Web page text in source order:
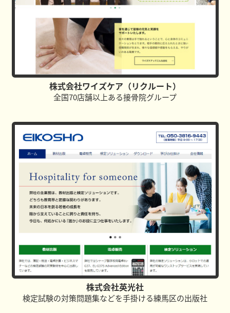
株式会社ワイズケア（リクルート）
全国70店舗以上ある接骨院グループ
株式会社英光社
検定試験の対策問題集などを手掛ける練馬区の出版社